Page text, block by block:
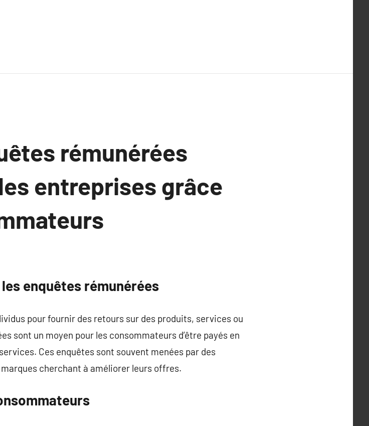
rémunérées
entreprises grâce
enquêtes rémunérées
pour fournir des retours sur des produits, services ou
sont un moyen pour les consommateurs d’être payés en
Ces enquêtes sont souvent menées par des
cherchant à améliorer leurs offres.